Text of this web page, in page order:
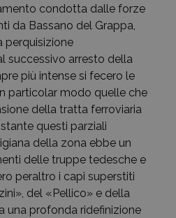
condotta dalle forze
da Bassano del Grappa,
perquisizione
successivo arresto della
più intense si fecero le
particolar modo quelle che
della tratta ferroviaria
questi parziali
della zona ebbe un
delle truppe tedesche e
peraltro i capi superstiti
del «Pellico» e della
una profonda ridefinizione